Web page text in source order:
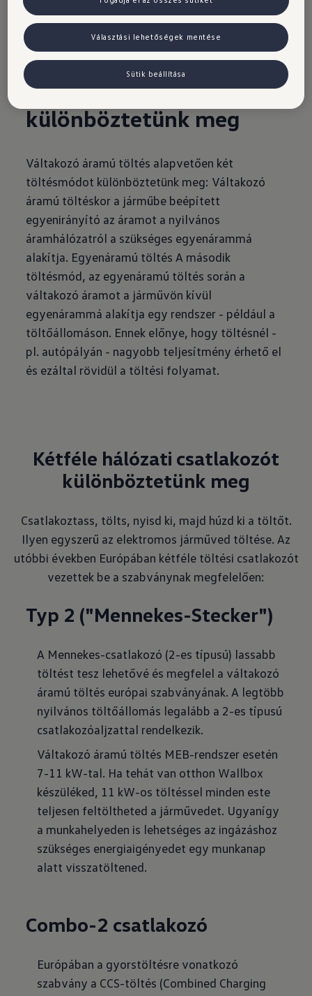
mindig a járműved csomagterében találsz.
Két töltésmódot
különböztetünk meg
Váltakozó áramú töltés alapvetően két
töltésmódot különböztetünk meg: Váltakozó
áramú töltéskor a járműbe beépített
egyenirányító az áramot a nyilvános
áramhálózatról a szükséges egyenárammá
alakítja. Egyenáramú töltés A második
töltésmód, az egyenáramú töltés során a
váltakozó áramot a járművön kívül
egyenárammá alakítja egy rendszer - például a
töltőállomáson. Ennek előnye, hogy töltésnél -
pl. autópályán - nagyobb teljesítmény érhető el
és ezáltal rövidül a töltési folyamat.
Kétféle hálózati csatlakozót
különböztetünk meg
Csatlakoztass, tölts, nyisd ki, majd húzd ki a töltőt.
Ilyen egyszerű az elektromos járműved töltése. Az
utóbbi években Európában kétféle töltési csatlakozót
vezettek be a szabványnak megfelelően:
Typ 2 ("Mennekes-Stecker")
A Mennekes-csatlakozó (2-es típusú) lassabb
töltést tesz lehetővé és megfelel a váltakozó
áramú töltés európai szabványának. A legtöbb
nyilvános töltőállomás legalább a 2-es típusú
csatlakozóaljzattal rendelkezik.
Váltakozó áramú töltés MEB-rendszer esetén
7-11 kW-tal. Ha tehát van otthon Wallbox
készüléked, 11 kW-os töltéssel minden este
teljesen feltöltheted a járművedet. Ugyanígy
a munkahelyeden is lehetséges az ingázáshoz
szükséges energiaigényedet egy munkanap
alatt visszatöltened.
Combo-2 csatlakozó
Európában a gyorstöltésre vonatkozó
szabvány a CCS-töltés (Combined Charging
Választási lehetőségek mentése
Sütik beállítása